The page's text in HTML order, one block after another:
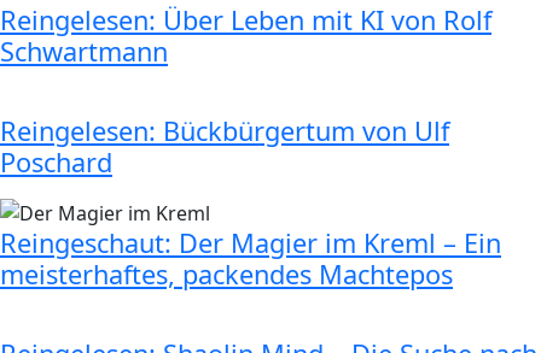
Reingelesen: Über Leben mit KI von Rolf
Schwartmann
Reingelesen: Bückbürgertum von Ulf
Poschard
Reingeschaut: Der Magier im Kreml – Ein
meisterhaftes, packendes Machtepos